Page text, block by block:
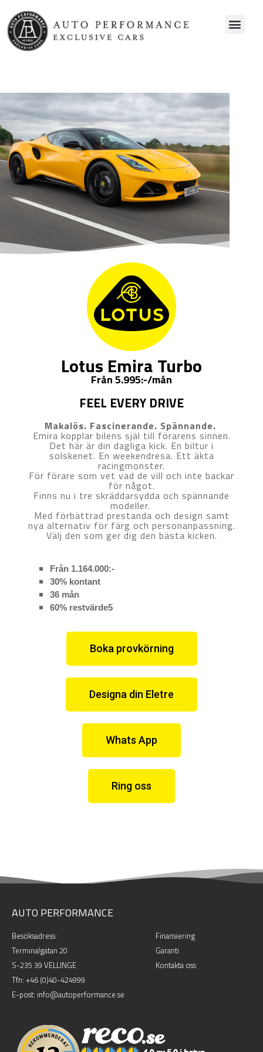
Lotus Emira Turbo
Från 5.995:-/mån
FEEL EVERY DRIVE
Makalös. Fascinerande. Spännande.
Emira kopplar bilens själ till förarens sinnen.
Det här är din dagliga kick. En biltur i
solskenet. En weekendresa. Ett äkta
racingmonster.
För förare som vet vad de vill och inte backar
för något.
Finns nu i tre skräddarsydda och spännande
modeller.
Med förbättrad prestanda och design samt
nya alternativ för färg och personanpassning.
Välj den som ger dig den bästa kicken.
Från 1.164.000:-
30% kontant
36 mån
60% restvärde5
Boka provkörning
Designa din Eletre
Whats App
Ring oss
AUTO PERFORMANCE
Besöksadress:
Terminalgatan 20
S-235 39 VELLINGE
Tfn: +46 (0)40-424999
E-post: info@autoperformance.se
Finansiering
Garanti
Kontakta oss